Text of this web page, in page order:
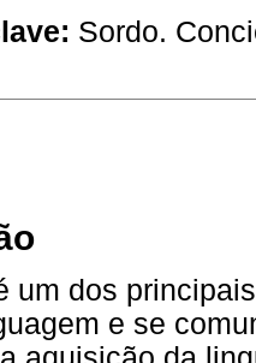
Sordo.
um dos
e se